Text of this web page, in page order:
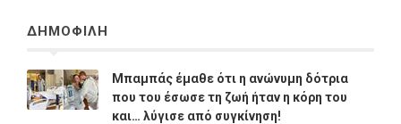
ΔΗΜΟΦΙΛΗ
Μπαμπάς έμαθε ότι η ανώνυμη δότρια
που του έσωσε τη ζωή ήταν η κόρη του
και… λύγισε από συγκίνηση!